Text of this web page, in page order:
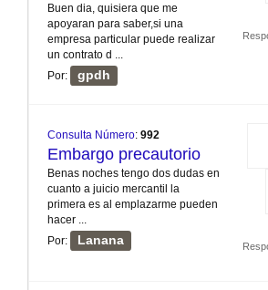
Buen dia, quisiera que me
apoyaran para saber,si una
empresa particular puede realizar
un contrato d ...
Por:
gpdh
Consulta Número: 992
Embargo precautorio
Benas noches tengo dos dudas en
cuanto a juicio mercantil la
primera es al emplazarme pueden
hacer ...
Por:
Lanana